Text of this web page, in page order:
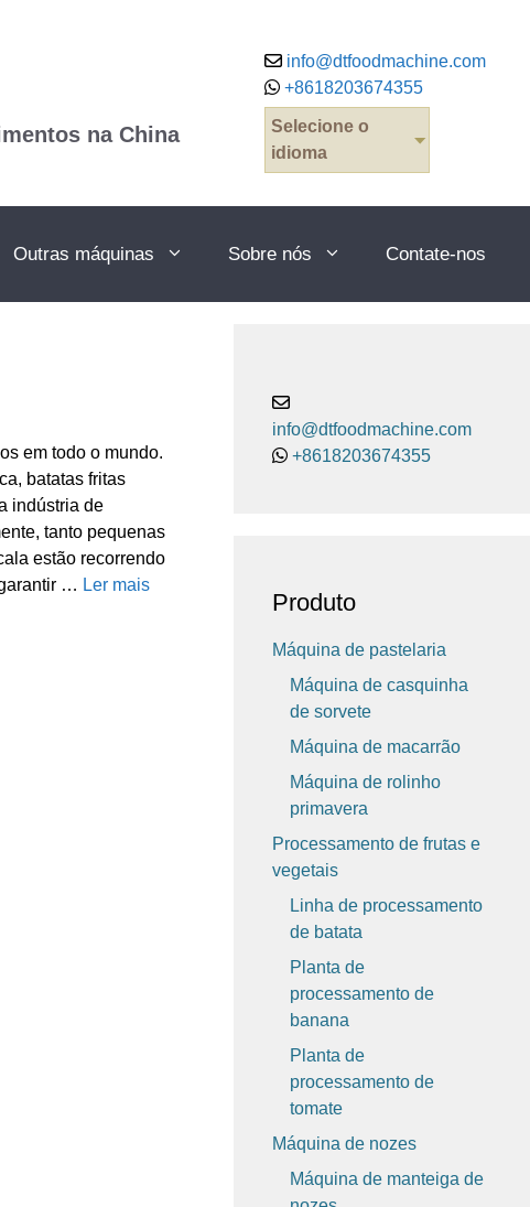
na China
info@dtfoodmachine.com
+8618203674355
Selecione o
idioma
Outras máquinas Sobre nós Contate-nos
em todo o mundo.
batatas fritas
indústria de
tanto pequenas
estão recorrendo
… Ler mais
info@dtfoodmachine.com
+8618203674355
Produto
Máquina de pastelaria
Máquina de casquinha
de sorvete
Máquina de macarrão
Máquina de rolinho
primavera
Processamento de frutas e
vegetais
Linha de processamento
de batata
Planta de
processamento de
banana
Planta de
processamento de
tomate
Máquina de nozes
Máquina de manteiga de